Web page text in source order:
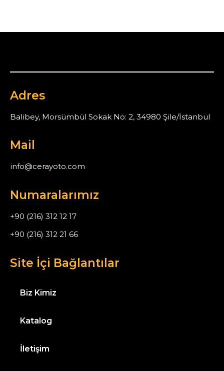
Adres
Balibey, Morsümbül Sokak No: 2, 34980 Şile/İstanbul
Mail
info@cerayoto.com
Numaralarımız
+90 (216) 312 12 17
+90 (216) 312 21 66
Site İçi Bağlantılar
Biz Kimiz
Katalog
İletişim